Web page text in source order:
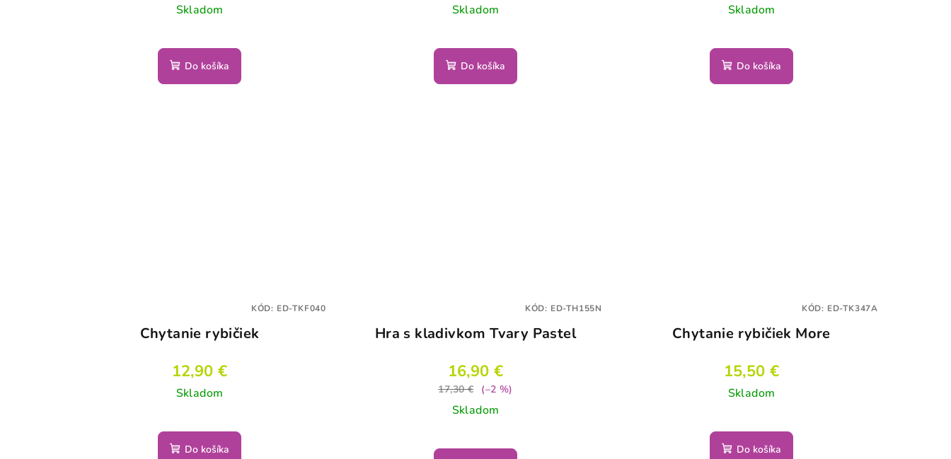
Skladom
Do košíka
Skladom
Do košíka
Skladom
Do košíka
Chytanie rybičiek
12,90 €
Skladom
Do košíka
KÓD: ED-TKF040
Hra s kladivkom Tvary Pastel
16,90 €
17,30 € (–2 %)
Skladom
KÓD: ED-TH155N
Chytanie rybičiek More
15,50 €
Skladom
Do košíka
KÓD: ED-TK347A